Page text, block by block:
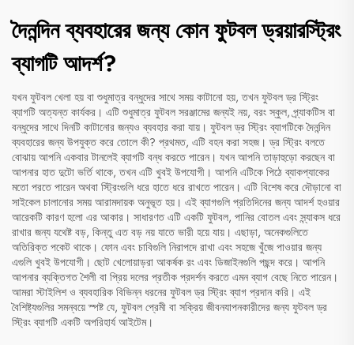
দৈনন্দিন ব্যবহারের জন্য কোন ফুটবল ড্রয়ারস্ট্রিং
ব্যাগটি আদর্শ?
যখন ফুটবল খেলা হয় বা শুধুমাত্র বন্ধুদের সাথে সময় কাটানো হয়, তখন ফুটবল ড্র স্ট্রিং
ব্যাগটি অত্যন্ত কার্যকর। এটি শুধুমাত্র ফুটবল সরঞ্জামের জন্যই নয়, বরং স্কুল, প্র্যাকটিস বা
বন্ধুদের সাথে দিনটি কাটানোর জন্যও ব্যবহার করা যায়। ফুটবল ড্র স্ট্রিং ব্যাগটিকে দৈনন্দিন
ব্যবহারের জন্য উপযুক্ত করে তোলে কী? প্রথমত, এটি বহন করা সহজ। ড্র স্ট্রিং বলতে
বোঝায় আপনি একবার টানলেই ব্যাগটি বন্ধ করতে পারেন। যখন আপনি তাড়াহুড়ো করছেন বা
আপনার হাত দুটো ভর্তি থাকে, তখন এটি খুবই উপযোগী। আপনি এটিকে পিঠে ব্যাকপ্যাকের
মতো পরতে পারেন অথবা স্ট্রিংগুলি ধরে হাতে ধরে রাখতে পারেন। এটি বিশেষ করে দৌড়ানো বা
সাইকেল চালানোর সময় আরামদায়ক অনুভূত হয়। এই ব্যাগগুলি প্রতিদিনের জন্য আদর্শ হওয়ার
আরেকটি কারণ হলো এর আকার। সাধারণত এটি একটি ফুটবল, পানির বোতল এবং স্ন্যাকস ধরে
রাখার জন্য যথেষ্ট বড়, কিন্তু এত বড় নয় যাতে ভারী হয়ে যায়। এছাড়া, অনেকগুলিতে
অতিরিক্ত পকেট থাকে। ফোন এবং চাবিগুলি নিরাপদে রাখা এবং সহজে খুঁজে পাওয়ার জন্য
এগুলি খুবই উপযোগী। ছোট খেলোয়াড়রা আকর্ষক রং এবং ডিজাইনগুলি পছন্দ করে। আপনি
আপনার ব্যক্তিগত শৈলী বা প্রিয় দলের প্রতীক প্রদর্শন করতে এমন ব্যাগ বেছে নিতে পারেন।
আমরা স্টাইলিশ ও ব্যবহারিক বিভিন্ন ধরনের ফুটবল ড্র স্ট্রিং ব্যাগ প্রদান করি। এই
বৈশিষ্ট্যগুলির সমন্বয়ে স্পষ্ট যে, ফুটবল প্রেমী বা সক্রিয় জীবনযাপনকারীদের জন্য ফুটবল ড্র
স্ট্রিং ব্যাগটি একটি অপরিহার্য আইটেম।